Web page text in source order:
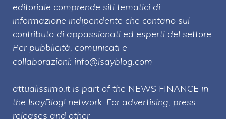
editoriale comprende siti tematici di
informazione indipendente che contano sul
contributo di appassionati ed esperti del settore.
Per pubblicità, comunicati e
collaborazioni: info@isayblog.com
attualissimo.it is part of the NEWS FINANCE in
the IsayBlog! network. For advertising, press
releases and other